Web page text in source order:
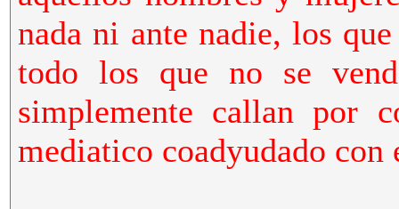
nada ni ante nadie, los
todo los que no se
simplemente callan por
mediatico coadyudado con